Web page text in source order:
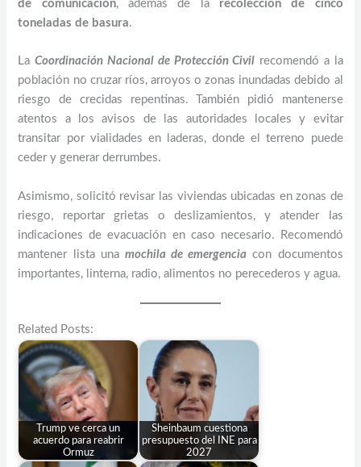
de comunicación, además de la recolección de cinco
toneladas de basura.
LaCoordinación Nacional de Protección Civil recomendó a la
población no cruzar ríos, arroyos o zonas inundadas debido al
riesgo de crecidas repentinas. También pidió mantenerse
atentos a los avisos de las autoridades locales y evitar
transitar por vialidades en laderas, donde el terreno puede
ceder y generar derrumbes.
Asimismo, solicitó revisar las viviendas ubicadas en zonas de
riesgo, reportar grietas o deslizamientos, y atender las
indicaciones de evacuación en caso necesario. Recomendó
mantener lista una mochila de emergencia con documentos
importantes, linterna, radio, alimentos no perecederos y agua.
Related Posts:
Trump ve cerca un
acuerdo para reabrir
Ormuz
Sheinbaum cuestiona
presupuesto del INE para
2027